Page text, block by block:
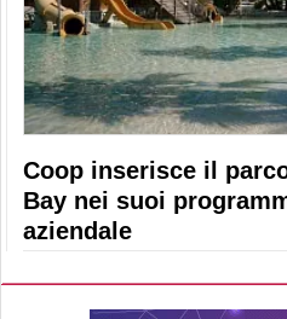
Coop inserisce il
Bay nei suoi
aziendale